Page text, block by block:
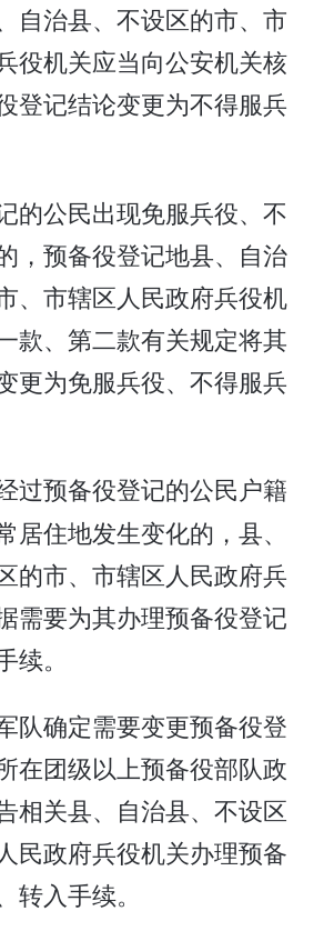
自治县、不设区的市、市
役机关应当向公安机关核
登记结论变更为不得服兵
的公民出现免服兵役、不
，预备役登记地县、自治
、市辖区人民政府兵役机
款、第二款有关规定将其
更为免服兵役、不得服兵
过预备役登记的公民户籍
居住地发生变化的，县、
的市、市辖区人民政府兵
需要为其办理预备役登记
。
队确定需要变更预备役登
在团级以上预备役部队政
相关县、自治县、不设区
民政府兵役机关办理预备
转入手续。